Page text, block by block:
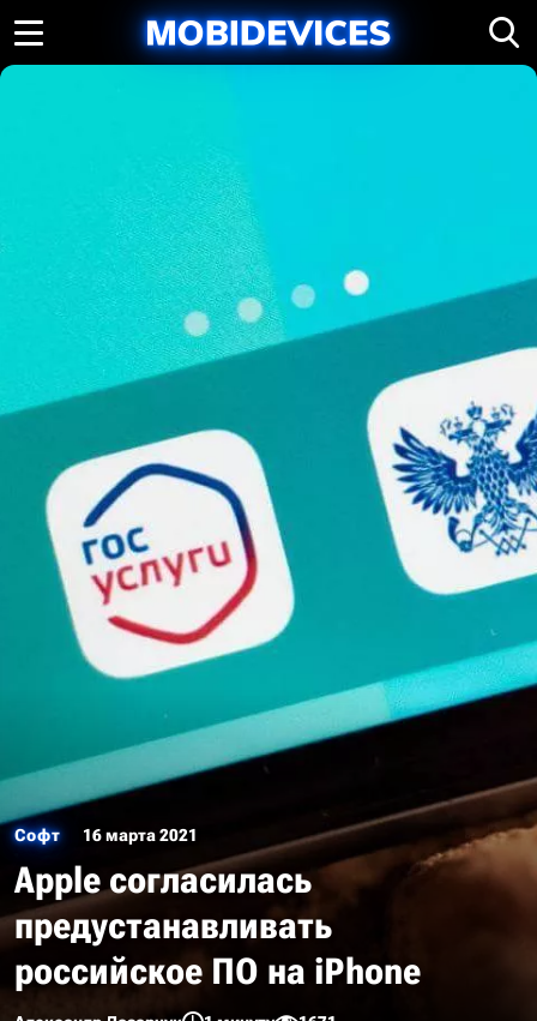
Софт 16 марта 2021
Apple согласилась
предустанавливать
российское ПО на iPhone